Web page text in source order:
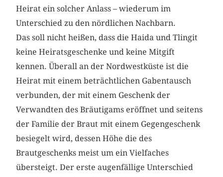
Heirat ein solcher Anlass – wiederum im
Unterschied zu den nördlichen Nachbarn.
Das soll nicht heißen, dass die Haida und Tlingit
keine Heiratsgeschenke und keine Mitgift
kennen. Überall an der Nordwestküste ist die
Heirat mit einem beträchtlichen Gabentausch
verbunden, der mit einem Geschenk der
Verwandten des Bräutigams eröffnet und seitens
der Familie der Braut mit einem Gegengeschenk
besiegelt wird, dessen Höhe die des
Brautgeschenks meist um ein Vielfaches
übersteigt. Der erste augenfällige Unterschied